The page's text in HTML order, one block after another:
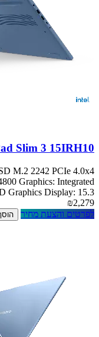
Slim 3 15IRH10
M.2 2242 PCIe 4.0x4
Graphics: Integrated
Graphics Display: 15.3
₪2,279
לפרטים והצעת מחיר